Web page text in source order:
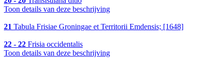
Toon details van deze beschrijving
21 Tabula Frisiae Groningae et Territorii Emdensis; [1648]
22 - 22 Frisia occidentalis
Toon details van deze beschrijving